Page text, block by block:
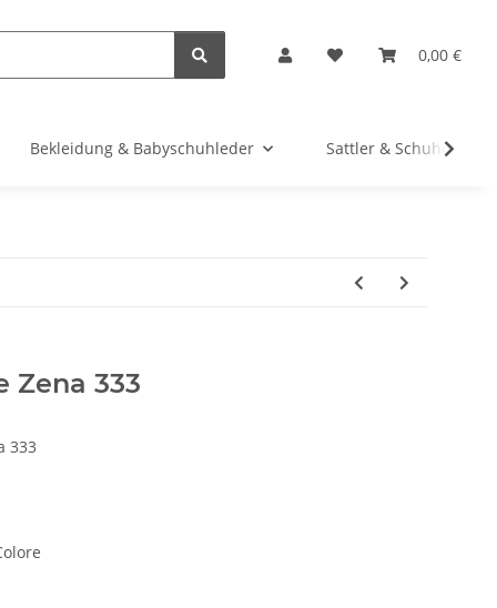
0,00 €
Bekleidung & Babyschuhleder Sattler & Schuhe
Zena 333
333